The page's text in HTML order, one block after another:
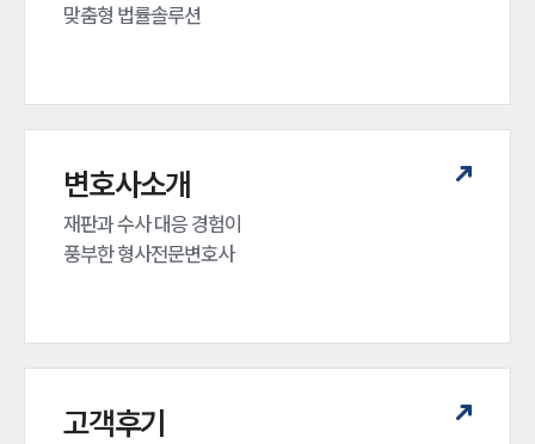
맞춤형 법률솔루션
변호사소개
재판과 수사 대응 경험이
풍부한 형사전문변호사
고객후기